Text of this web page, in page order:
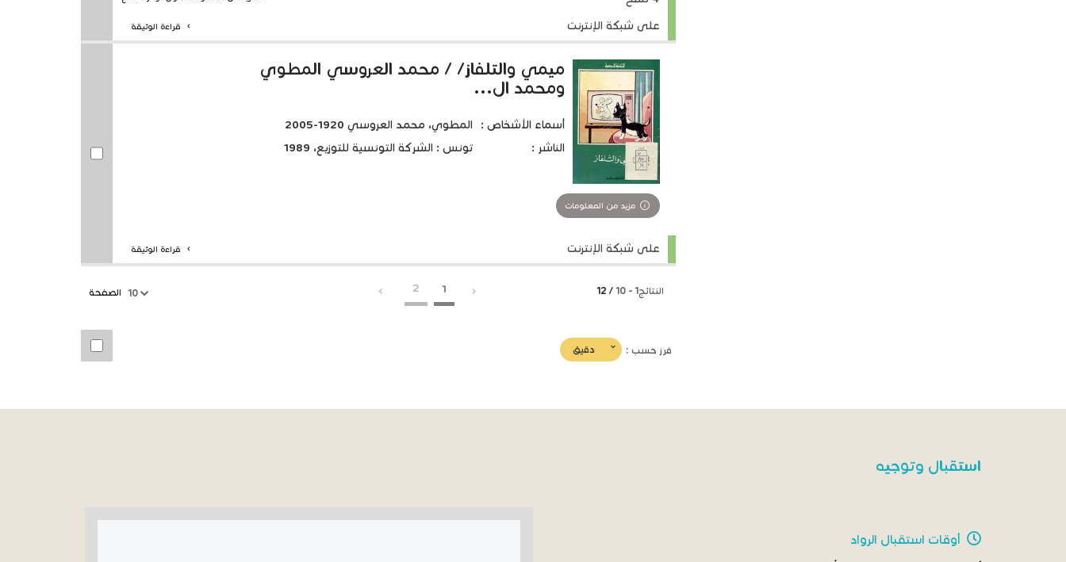
على شبكة الإنترنت قراءة الوثيقة
ميمي والتلفاز/ / محمد العروسي المطوي
ومحمد ال...
أسماء الأشخاص :
المطوي، محمد العروسي 1920-2005
الناشر :
تونس : الشركة التونسية للتوزيع، 1989
مزيد من المعلومات
على شبكة الإنترنت قراءة الوثيقة
النتائج1
-
10
/ 12
1
2
10 الصفحة
فرز حسب : (imediatدقيق
استقبال وتوجيه
أوقات استقبال الرواد